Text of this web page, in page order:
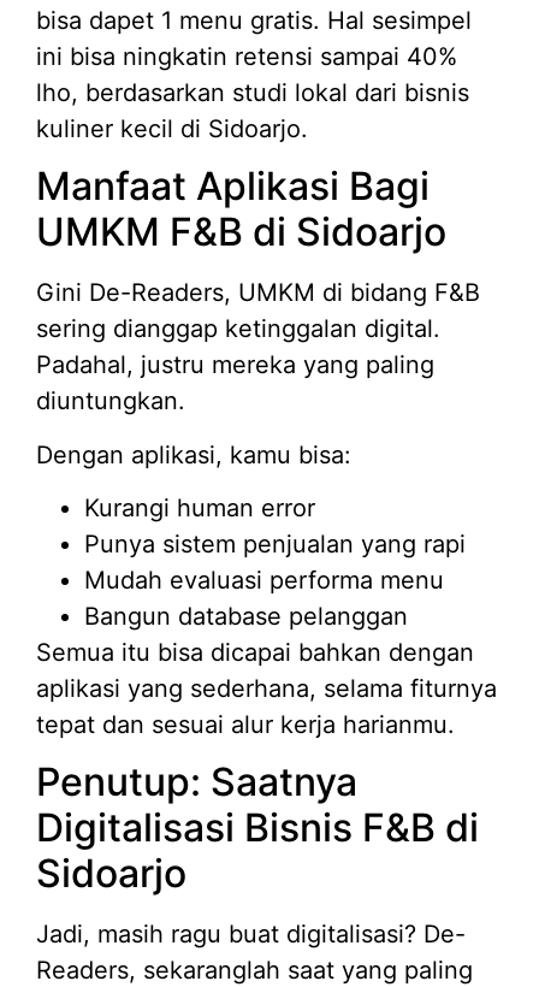
bisa dapet 1 menu gratis. Hal sesimpel
ini bisa ningkatin retensi sampai 40%
lho, berdasarkan studi lokal dari bisnis
kuliner kecil di Sidoarjo.
Manfaat Aplikasi Bagi
UMKM F&B di Sidoarjo
Gini De-Readers, UMKM di bidang F&B
sering dianggap ketinggalan digital.
Padahal, justru mereka yang paling
diuntungkan.
Dengan aplikasi, kamu bisa:
Kurangi human error
Punya sistem penjualan yang rapi
Mudah evaluasi performa menu
Bangun database pelanggan
Semua itu bisa dicapai bahkan dengan
aplikasi yang sederhana, selama fiturnya
tepat dan sesuai alur kerja harianmu.
Penutup: Saatnya
Digitalisasi Bisnis F&B di
Sidoarjo
Jadi, masih ragu buat digitalisasi? De-
Readers, sekaranglah saat yang paling